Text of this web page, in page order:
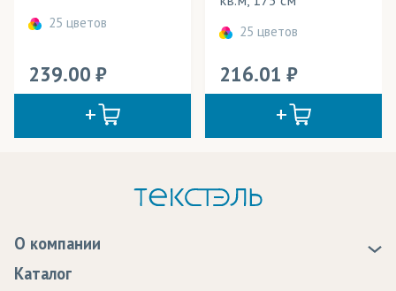
25 цветов
239.00
25 цветов
216.01
О компании
Каталог